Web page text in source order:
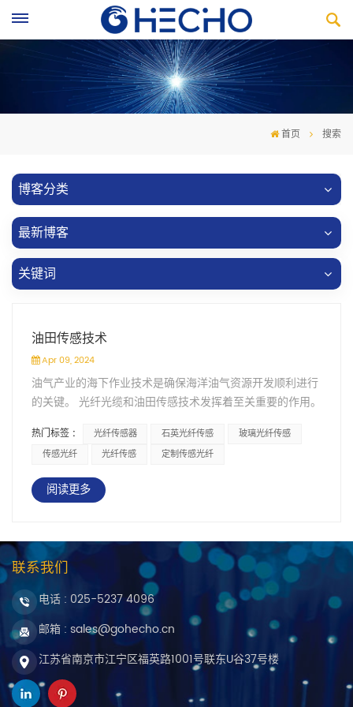
首页 搜索
博客分类
最新博客
关键词
油田传感技术
Apr 09, 2024
油气产业的海下作业技术是确保海洋油气资源开发顺利进行
的关键。 光纤光缆和油田传感技术发挥着至关重要的作用。
供了稳定可靠的通信保障。通过光纤光缆，作业平台可以实
时获取海底油气井的监测数据，确保作业过程的安全与高
效。 油田传感技术则通过布置在海底的各类传感器，实现对
油气井的实时监测和预警。这些传感器能够感知井口的压
在不断创新和完善。未来，光纤光缆和油田传感技术将继续
为油气产业的深海开发提供有力支撑，推动海洋油气资源的
可持续利用。
热门标签 : 光纤传感器 石英光纤传感
玻璃光纤传感
传感光纤
光纤传感 定制传感光纤
阅读更多
联系我们
电话 : 025-5237 4096
邮箱 : sales@gohecho.cn
江苏省南京市江宁区福英路1001号联东U谷37号楼